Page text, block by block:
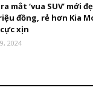
mắt ‘vua SUV’ mới
đồng, rẻ hơn Kia
xịn
2024